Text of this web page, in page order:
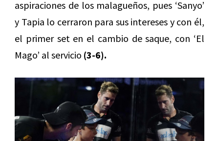
aspiraciones de los malagueños, pues ‘Sanyo’
y Tapia lo cerraron para sus intereses y con él,
el primer set en el cambio de saque, con ‘El
Mago’ al servicio (3-6).